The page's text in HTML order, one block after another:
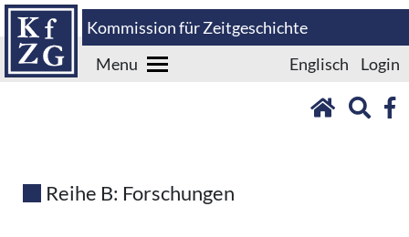
Kommission für Zeitgeschichte
Menu
Englisch Login
Reihe B: Forschungen